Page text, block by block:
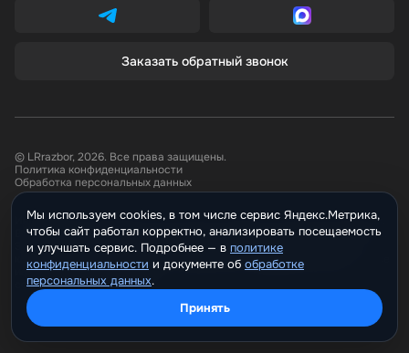
Заказать обратный звонок
© LRrazbor, 2026. Все права защищены.
Политика конфиденциальности
Обработка персональных данных
Информация, размещённая на сайте не является публичной офертой.
Все материалы данного сайта являются объектами авторского права.
Запрещается копирование, распространение (в том числе путем
копирования на другие сайты и ресурсы в Интернете) или любое иное
использование информации и объектов без предварительного
согласия правообладателя.
Мы используем cookies, в том числе сервис Яндекс.Метрика,
чтобы сайт работал корректно, анализировать посещаемость
и улучшать сервис. Подробнее — политике
конфиденциальности и документе о обработке
персональных данных.
Принять